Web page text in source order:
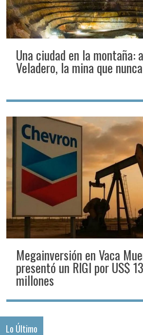
Una ciudad en la montaña:
Veladero, la mina que
Megainversión en Vaca
presentó un RIGI por US$
millones
Lo Último